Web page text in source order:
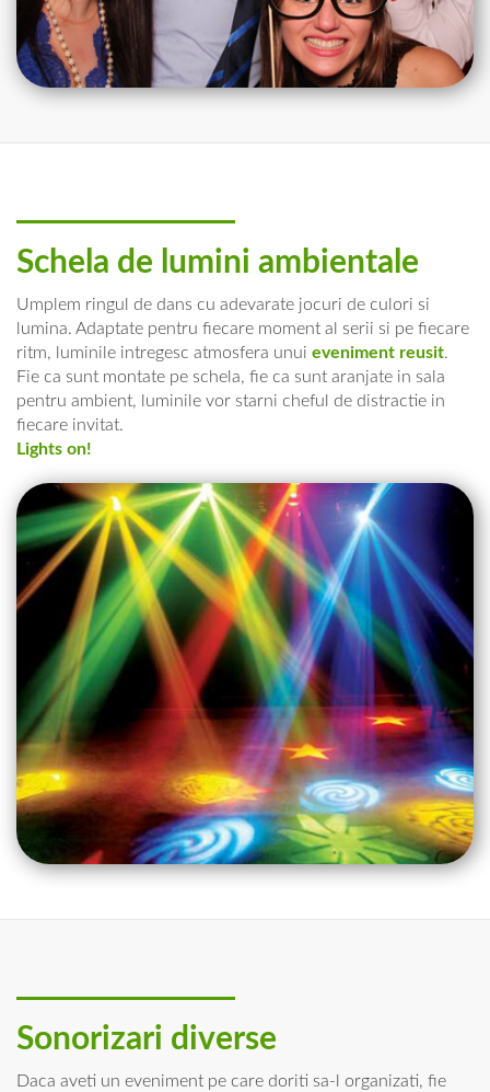
Schela de lumini ambientale
Umplem ringul de dans cu adevarate jocuri de culori si
lumina. Adaptate pentru fiecare moment al serii si pe fiecare
ritm, luminile intregesc atmosfera unui eveniment reusit.
Fie ca sunt montate pe schela, fie ca sunt aranjate in sala
pentru ambient, luminile vor starni cheful de distractie in
fiecare invitat.
Lights on!
Sonorizari diverse
Daca aveti un eveniment pe care doriti sa-l organizati, fie